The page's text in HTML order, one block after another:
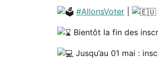
#AllonsVoter
Bientôt la fin des
Jusqu’au 01 mai :